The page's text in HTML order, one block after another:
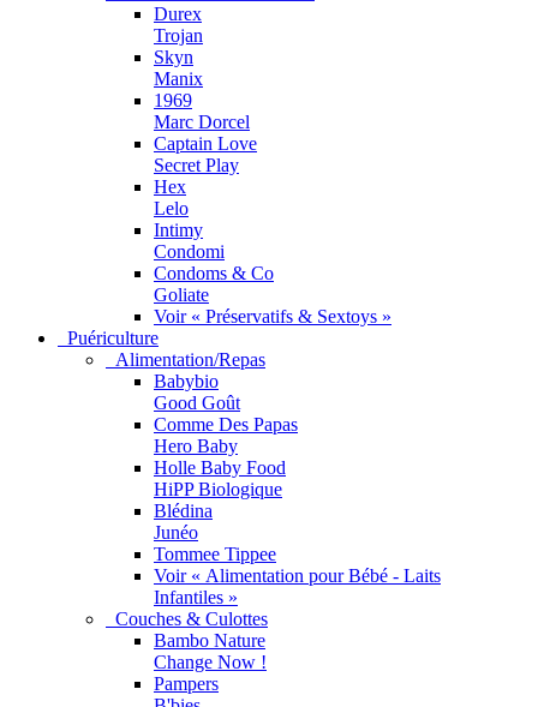
Durex
Trojan
Skyn
Manix
1969
Marc Dorcel
Captain Love
Secret Play
Hex
Lelo
Intimy
Condomi
Condoms & Co
Goliate
Voir « Préservatifs & Sextoys »
Puériculture
Alimentation/Repas
Babybio
Good Goût
Comme Des Papas
Hero Baby
Holle Baby Food
HiPP Biologique
Blédina
Junéo
Tommee Tippee
Voir « Alimentation pour Bébé - Laits
Infantiles »
Couches & Culottes
Bambo Nature
Change Now !
Pampers